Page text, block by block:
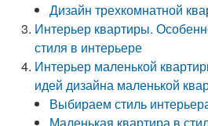
Дизайн трехкомнатной
Интерьер квартиры.
стиля в интерьере
Интерьер маленькой
идей дизайна маленькой
Выбираем стиль